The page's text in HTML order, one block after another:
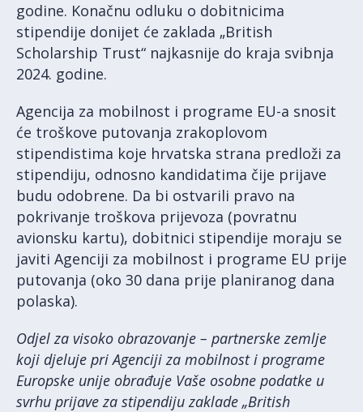
godine. Konačnu odluku o dobitnicima
stipendije donijet će zaklada „British
Scholarship Trust“ najkasnije do kraja svibnja
2024. godine.
Agencija za mobilnost i programe EU-a snosit
će troškove putovanja zrakoplovom
stipendistima koje hrvatska strana predloži za
stipendiju, odnosno kandidatima čije prijave
budu odobrene. Da bi ostvarili pravo na
pokrivanje troškova prijevoza (povratnu
avionsku kartu), dobitnici stipendije moraju se
javiti Agenciji za mobilnost i programe EU prije
putovanja (oko 30 dana prije planiranog dana
polaska).
Odjel za visoko obrazovanje – partnerske zemlje
koji djeluje pri Agenciji za mobilnost i programe
Europske unije obrađuje Vaše osobne podatke u
svrhu prijave za stipendiju zaklade „British